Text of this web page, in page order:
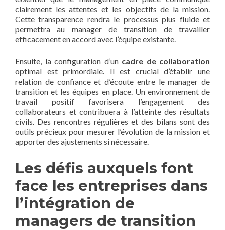
clairement les attentes et les objectifs de la mission.
Cette transparence rendra le processus plus fluide et
permettra au manager de transition de travailler
efficacement en accord avec l’équipe existante.
Ensuite, la configuration d’un cadre de collaboration
optimal est primordiale. Il est crucial d’établir une
relation de confiance et d’écoute entre le manager de
transition et les équipes en place. Un environnement de
travail positif favorisera l’engagement des
collaborateurs et contribuera à l’atteinte des résultats
civils. Des rencontres régulières et des bilans sont des
outils précieux pour mesurer l’évolution de la mission et
apporter des ajustements si nécessaire.
Les défis auxquels font
face les entreprises dans
l’intégration de
managers de transition